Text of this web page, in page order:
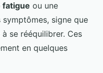
fatigue ou une
signe que
se rééquilibrer. Ces
en quelques